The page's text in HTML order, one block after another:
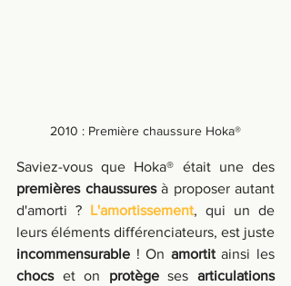
2010 : Première chaussure Hoka®
premières chaussures à proposer autant
d'amorti ? L'amortissement, qui un de
leurs éléments différenciateurs,
incommensurable ! On amortit
chocs et on protège ses articulations